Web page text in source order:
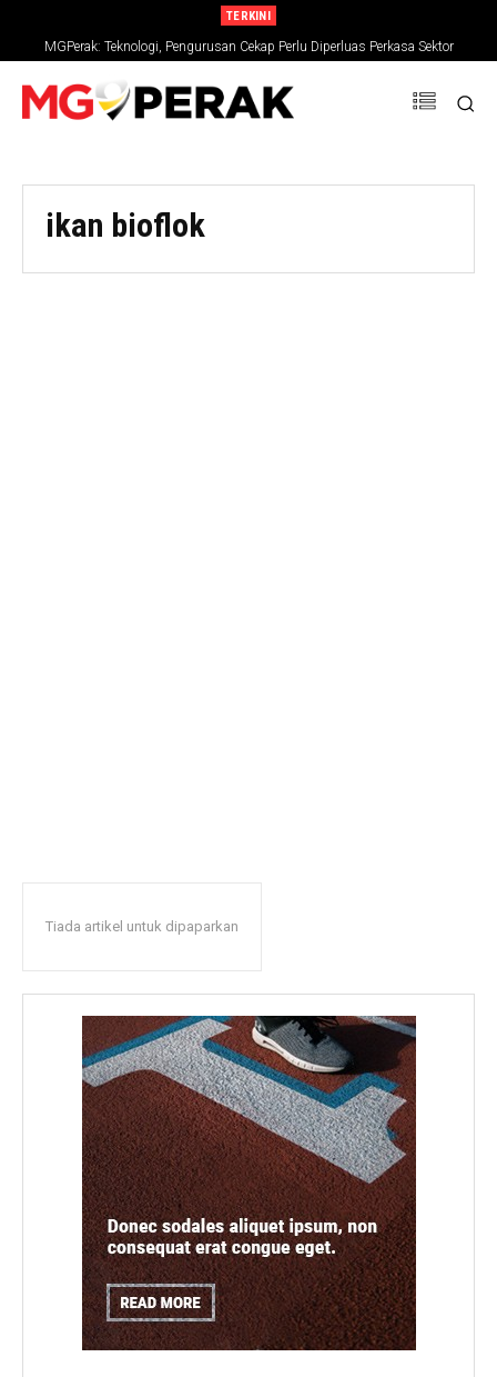
TERKINI
MGPerak: Teknologi, Pengurusan Cekap Perlu Diperluas Perkasa Sektor
Pertanian
ikan bioflok
Tiada artikel untuk dipaparkan